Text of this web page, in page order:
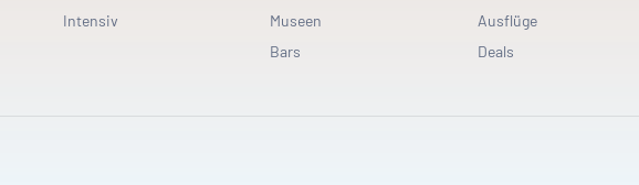
Intensiv
Museen
Bars
Ausflüge
Deals